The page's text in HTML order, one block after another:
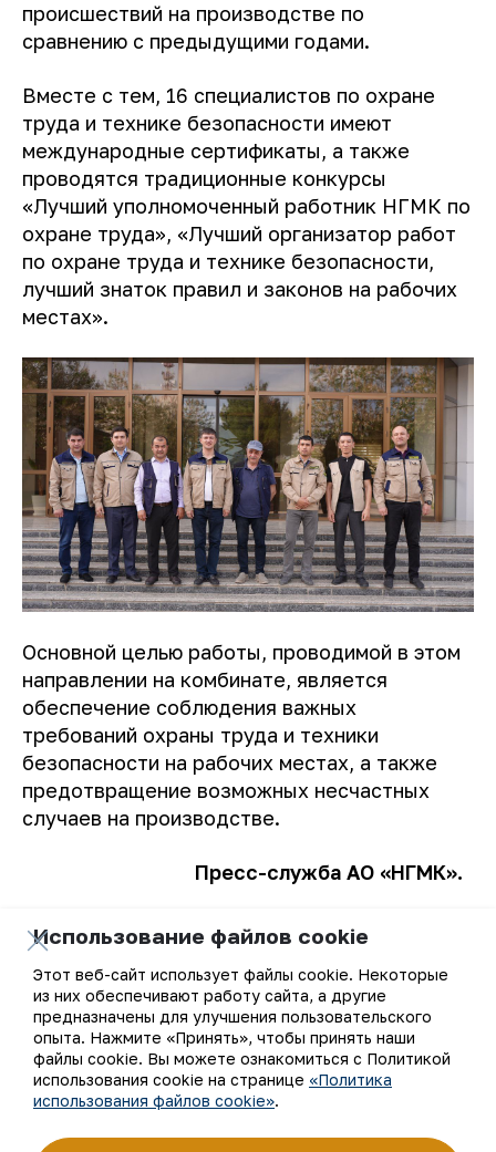
происшествий на производстве по
сравнению с предыдущими годами.
Вместе с тем, 16 специалистов по охране
труда и технике безопасности имеют
международные сертификаты, а также
проводятся традиционные конкурсы
«Лучший уполномоченный работник НГМК по
охране труда», «Лучший организатор работ
по охране труда и технике безопасности,
лучший знаток правил и законов на рабочих
местах».
Основной целью работы, проводимой в этом
направлении на комбинате, является
обеспечение соблюдения важных
требований охраны труда и техники
безопасности на рабочих местах, а также
предотвращение возможных несчастных
случаев на производстве.
Пресс-служба АО «НГМК».
К списку
Ваш email
Использование файлов cookie
Этот веб-сайт использует файлы cookie. Некоторые
из них обеспечивают работу сайта, а другие
предназначены для улучшения пользовательского
опыта. Нажмите «Принять», чтобы принять наши
файлы cookie. Вы можете ознакомиться с Политикой
использования cookie на странице «Политика
использования файлов cookie».